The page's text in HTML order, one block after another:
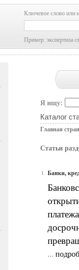
Ключевое слово или
Пример: экспертиза
Я ищу:
Каталог
Главная
Статьи
1. Банки,
...